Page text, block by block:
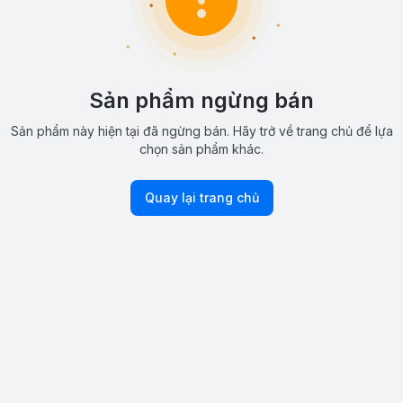
Sản phẩm ngừng bán
Sản phẩm này hiện tại đã ngừng bán. Hãy trở về trang chủ để lựa
chọn sản phẩm khác.
Quay lại trang chủ